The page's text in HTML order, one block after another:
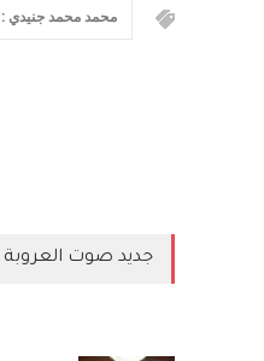
محمد محمد جنيدي : featured
جديد صوت العروبة